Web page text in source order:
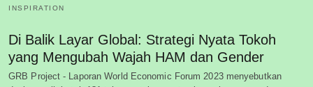
INSPIRATION
Di Balik Layar Global: Strategi Nyata Tokoh
yang Mengubah Wajah HAM dan Gender
GRB Project - Laporan World Economic Forum 2023 menyebutkan